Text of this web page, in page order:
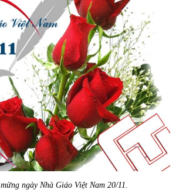
ngày Nhà Giáo Việt Nam 20/11.